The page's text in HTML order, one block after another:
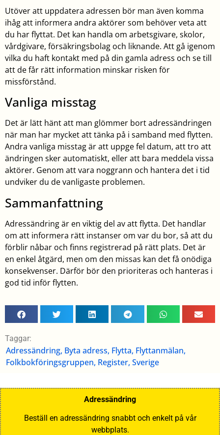
Utöver att uppdatera adressen bör man även komma
ihåg att informera andra aktörer som behöver veta att
du har flyttat. Det kan handla om arbetsgivare, skolor,
vårdgivare, försäkringsbolag och liknande. Att gå igenom
vilka du haft kontakt med på din gamla adress och se till
att de får rätt information minskar risken för
missförstånd.
Vanliga misstag
Det är lätt hänt att man glömmer bort adressändringen
när man har mycket att tänka på i samband med flytten.
Andra vanliga misstag är att uppge fel datum, att tro att
ändringen sker automatiskt, eller att bara meddela vissa
aktörer. Genom att vara noggrann och hantera det i tid
undviker du de vanligaste problemen.
Sammanfattning
Adressändring är en viktig del av att flytta. Det handlar
om att informera rätt instanser om var du bor, så att du
förblir nåbar och finns registrerad på rätt plats. Det är
en enkel åtgärd, men om den missas kan det få onödiga
konsekvenser. Därför bör den prioriteras och hanteras i
god tid inför flytten.
Taggar:
Adressändring, Byta adress, Flytta, Flyttanmälan,
Folkbokföringsgruppen, Register, Sverige
Adressändring
Beställ en adressändring snabbt och enkelt på vår
webbplats.